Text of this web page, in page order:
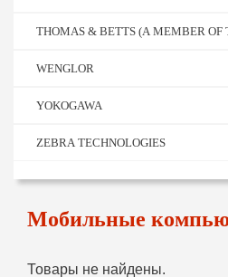
THOMAS & BETTS (A MEMBER OF
WENGLOR
YOKOGAWA
ZEBRA TECHNOLOGIES
Мобильные
Товары не найдены.